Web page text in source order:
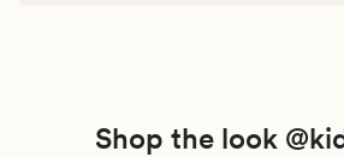
Shop the look